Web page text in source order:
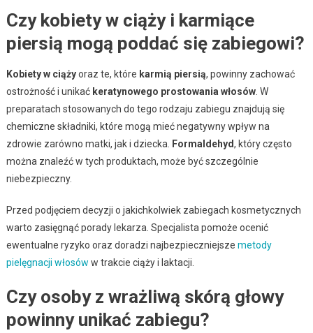
Czy kobiety w ciąży i karmiące
piersią mogą poddać się zabiegowi?
Kobiety w ciążyoraz te, które karmią piersią, powinny zachować
ostrożność i unikać keratynowego prostowania włosów. W
preparatach stosowanych do tego rodzaju zabiegu znajdują się
chemiczne składniki, które mogą mieć negatywny wpływ na
zdrowie zarówno matki, jak i dziecka.
Formaldehyd, który często
można znaleźć w tych produktach, może być szczególnie
niebezpieczny.
Przed podjęciem decyzji o jakichkolwiek zabiegach kosmetycznych
warto zasięgnąć porady lekarza. Specjalista pomoże ocenić
ewentualne ryzyko oraz doradzi najbezpieczniejsze metody
pielęgnacji włosów w trakcie ciąży i laktacji.
Czy osoby z wrażliwą skórą głowy
powinny unikać zabiegu?